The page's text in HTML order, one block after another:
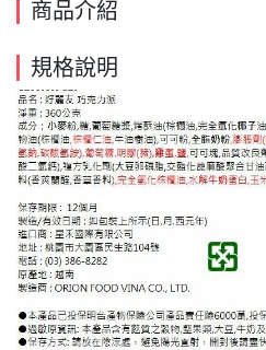
商品介紹
規格說明